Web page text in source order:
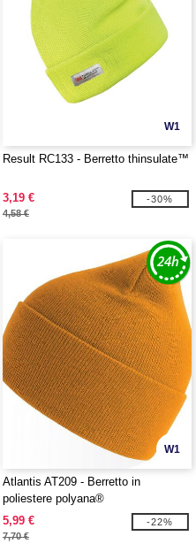
W1
Result RC133 - Berretto thinsulate™
3,19 €
4,58 €
-30%
W1
Atlantis AT209 - Berretto in
poliestere polyana®
5,99 €
7,70 €
-22%